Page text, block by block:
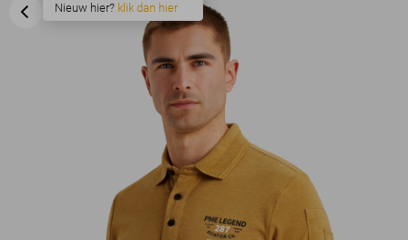
Nieuw hier? klik dan hier